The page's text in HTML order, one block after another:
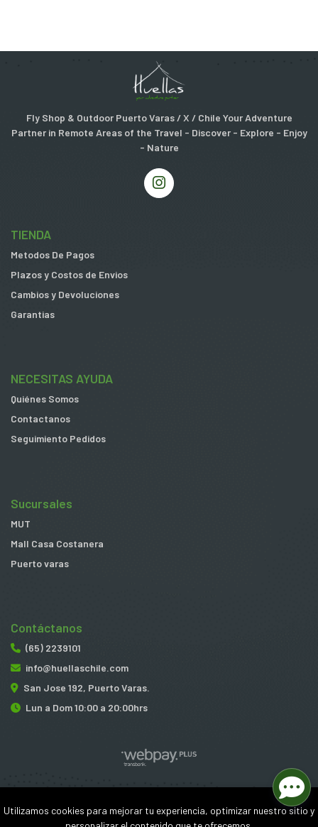
Fly Shop & Outdoor Puerto Varas / X / Chile Your Adventure
Partner in Remote Areas of the Travel - Discover - Explore - Enjoy
- Nature
TIENDA
Metodos De Pagos
Plazos y Costos de Envios
Cambios y Devoluciones
Garantias
NECESITAS AYUDA
Quiénes Somos
Contactanos
Seguimiento Pedidos
Sucursales
MUT
Mall Casa Costanera
Puerto varas
Contáctanos
(65) 2239101
info@huellaschile.com
San Jose 192, Puerto Varas.
Lun a Dom 10:00 a 20:00hrs
¿Te gusta mi tienda? Yo vendo conBsale
Utilizamos cookies para mejorar tu experiencia, optimizar nuestro sitio y